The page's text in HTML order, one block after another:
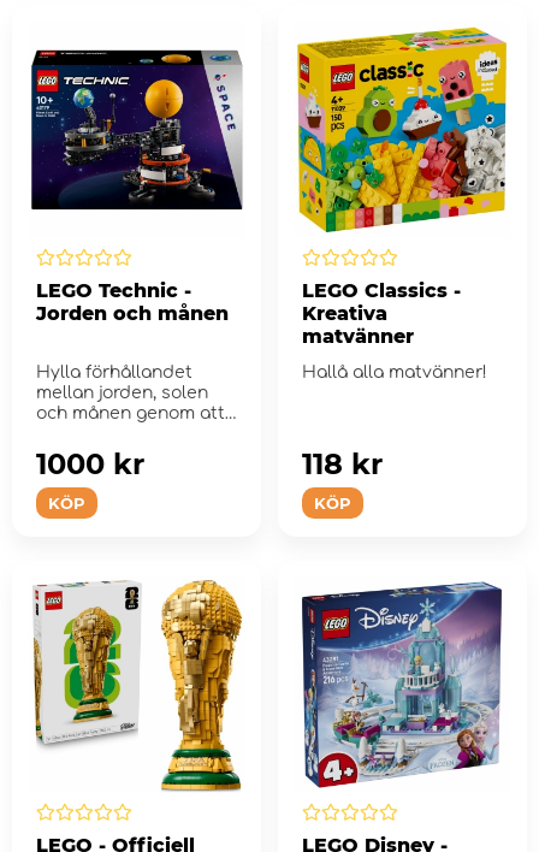
LEGO Technic -
Jorden och månen
Hylla förhållandet
mellan jorden, solen
och månen genom att
KÖP
1000 kr
LEGO Classics -
Kreativa
matvänner
Hallå alla matvänner!
KÖP
118 kr
LEGO - Officiell LEGO Disney -